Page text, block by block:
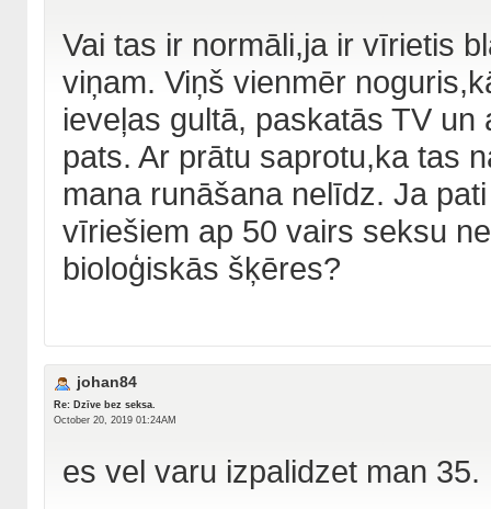
Vai tas ir normāli,ja ir vīrietis
viņam. Viņš vienmēr
ieveļas gultā, paskatās TV
pats. Ar prātu saprotu,ka tas
mana runāšana nelīdz. Ja
vīriešiem ap 50 vairs seksu
bioloģiskās šķēres?
johan84
Re: Dzīve bez seksa.
October 20, 2019 01:24AM
es vel varu izpalidzet man 35.